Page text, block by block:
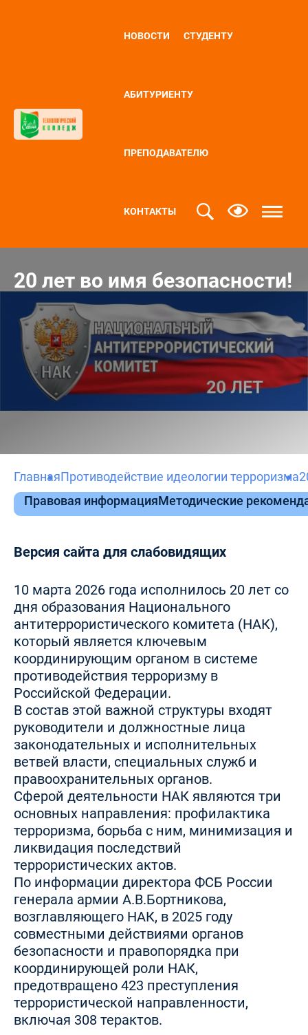
НОВОСТИ СТУДЕНТУ
АБИТУРИЕНТУ
ПРЕПОДАВАТЕЛЮ
КОНТАКТЫ
20 лет во имя безопасности!
ГлавнаяПротиводействие идеологии терроризма
Правовая информацияМетодические
Версия сайта для слабовидящих
10 марта 2026 года исполнилось 20 лет со
дня образования Национального
антитеррористического комитета (НАК),
который является ключевым
координирующим органом в системе
противодействия терроризму в
Российской Федерации.
В состав этой важной структуры входят
руководители и должностные лица
законодательных и исполнительных
ветвей власти, специальных служб и
правоохранительных органов.
Сферой деятельности НАК являются три
основных направления: профилактика
терроризма, борьба с ним, минимизация и
ликвидация последствий
террористических актов.
По информации директора ФСБ России
генерала армии А.В.Бортникова,
возглавляющего НАК, в 2025 году
совместными действиями органов
безопасности и правопорядка при
координирующей роли НАК,
предотвращено 423 преступления
террористической направленности,
включая 308 терактов.